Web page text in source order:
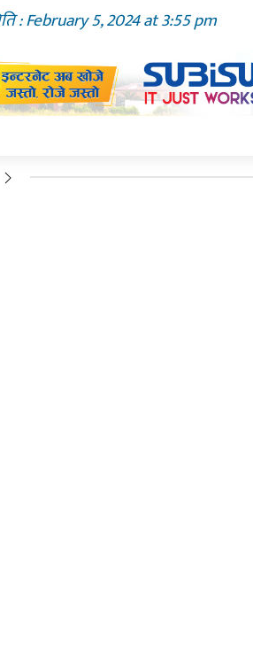
: February 5, 2024 at 3:55 pm